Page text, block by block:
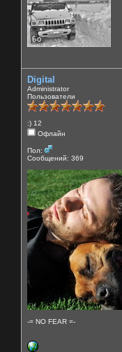
Digital
Administrator
Пользователи
:) 12
Офлайн
Пол:
Сообщений: 369
-= NO FEAR =-